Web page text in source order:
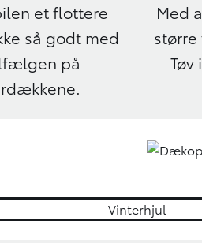
et flottere
så godt med
på
Med
Vinterhjul